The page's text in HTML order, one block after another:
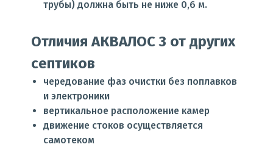
трубы) должна быть не ниже 0,6 м.
Отличия АКВАЛОС 3 от других
септиков
чередование фаз очистки без поплавков
и электроники
вертикальное расположение камер
движение стоков осуществляется
самотеком